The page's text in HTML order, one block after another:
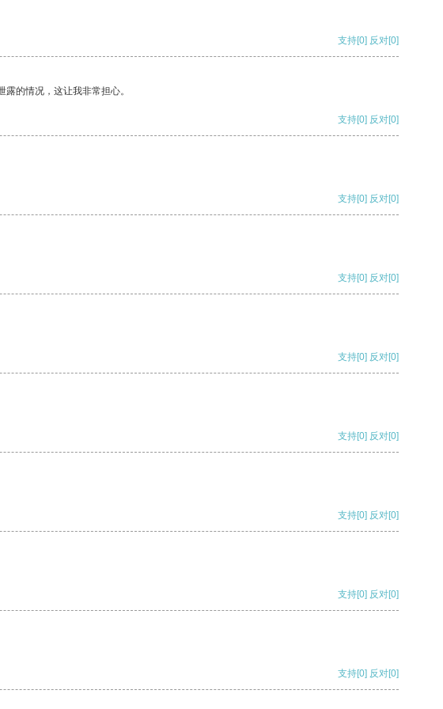
支持[0] 反对[0]
的情况，这让我非常担心。
支持[0] 反对[0]
支持[0] 反对[0]
支持[0] 反对[0]
支持[0] 反对[0]
支持[0] 反对[0]
支持[0] 反对[0]
支持[0] 反对[0]
支持[0] 反对[0]